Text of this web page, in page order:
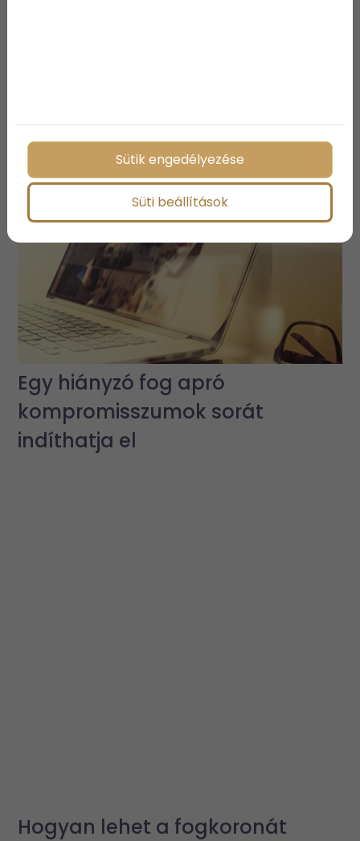
Egy hiányzó fog apró
kompromisszumok sorát
indíthatja el
Hogyan lehet a fogkoronát
Sütik engedélyezése
Süti beállítások